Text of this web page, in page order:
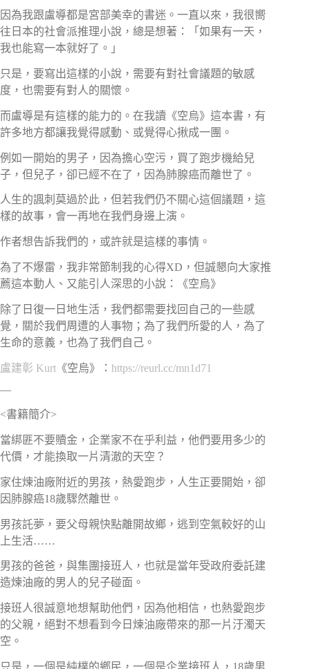
因為我跟盧導都是宮部美幸的書迷。一直以來，我很嚮
往日本的社會派推理小說，總是想著：「如果有一天，
我也能寫一本就好了。」
只是，要寫出這樣的小說，需要有對社會議題的敏感
度，也需要有對人的關懷。
而盧導是有這樣的能力的。在我讀《空烏》這本書，有
許多地方都讓我覺得感動、或覺得心揪成一團。
例如一開始的男子，因為擔心空污，買了跑步機給兒
子，但兒子，卻已經不在了，因為肺腺癌而離世了。
人生的諷刺莫過於此，但若我們仍不關心這個議題，這
樣的故事，會一再地在我們身邊上演。
作者想告訴我們的，或許就是這樣的事情。
為了不爆雷，我非常節制我的心得XD，但誠懇向大家推
薦這本動人、又能引人深思的小說：《空烏》
除了日復一日地生活，我們都需要找回自己的一些感
覺，關於我們周遭的人事物；為了我們所愛的人，為了
生命的意義，也為了我們自己。
盧建彰 Kurt 《空烏》： https://reurl.cc/mn1d71
—
<書籍簡介>
當綁匪不要贖金，企業家不在乎利益，他們要用多少的
代價，才能換取一片清澈的天空？
家住煉油廠附近的男孩，熱愛跑步，人生正要開始，卻
因肺腺癌18歲驟然離世。
男孩託夢，要父母親快點離開故鄉，逃到空氣較好的山
上生活……
男孩的爸爸，與集團接班人，也就是當年受政府委託建
造煉油廠的男人的兒子碰面。
接班人很誠意地想幫助他們，因為他相信，也熱愛跑步
的父親，絕對不想看到今日煉油廠帶來的那一片汙濁天
空。
只是，一個是純樸的鄉民，一個是企業接班人，18歲男